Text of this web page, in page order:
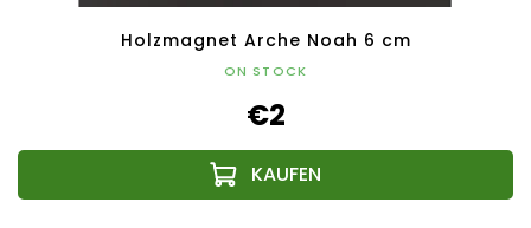
Holzmagnet Arche Noah 6 cm
ON STOCK
€2